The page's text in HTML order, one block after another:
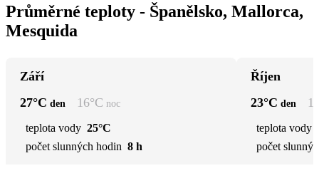
Průměrné teploty - Španělsko, Mallorca,
Mesquida
Září
27°C den 16°C noc
teplota vody 25°C
počet slunných hodin 8 h
Říjen
23°C den
teplota vody
počet